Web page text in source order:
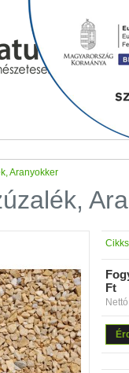
Aranyokker
Ft